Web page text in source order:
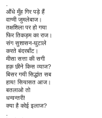
औंधे मुँह गिर पड़े हैं
वाग्मी जुमलेबाज।
तक्षशिला पर हो गया
फिर तिकड़म का राज।
संग सुशासन-घुटाले
करते बंदरबाँट।
मीसा सत्ता की सगी
हक़ छीने किस व्याज?
बिसर गयी सिद्धांत सब
हाय! सियासत आज।
बतलाओ तो
धन्वन्तरी!
क्या है कोई इलाज?